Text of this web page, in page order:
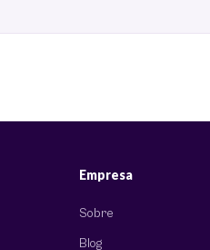
Empresa
Sobre
Blog